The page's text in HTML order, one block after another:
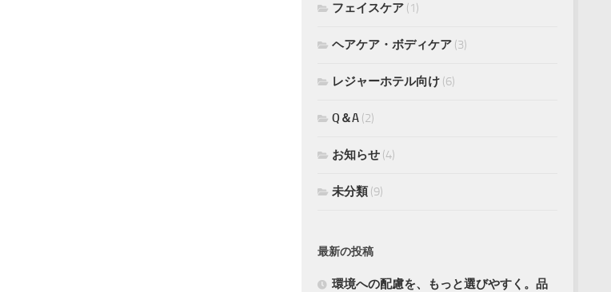
フェイスケア (1)
ヘアケア・ボディケア (3)
レジャーホテル向け (6)
Q＆A (2)
お知らせ (4)
未分類 (9)
最新の投稿
環境への配慮を、もっと選びやすく。品